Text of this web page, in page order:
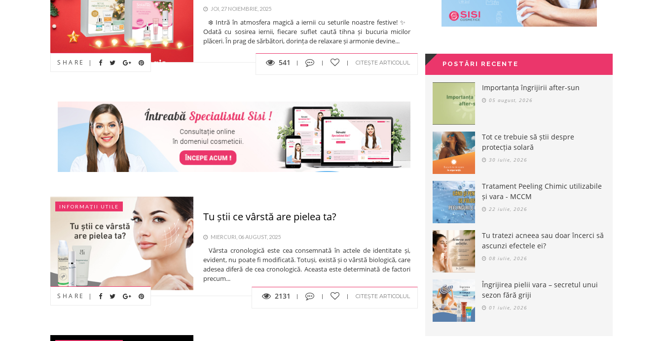
JOI, 27 NOIEMBRIE, 2025
❄️ Intră în atmosfera magică a iernii cu seturile noastre festive! ✨
Odată cu sosirea iernii, fiecare suflet caută tihna și bucuria micilor
plăceri. În prag de sărbători, dorința de relaxare și armonie devine...
CITEȘTE ARTICOLUL
541
SHARE |
INFORMAȚII UTILE
Tu știi ce vârstă are pielea ta?
MIERCURI, 06 AUGUST, 2025
Vârsta cronologică este cea consemnată în actele de identitate și,
evident, nu poate fi modificată. Totuși, există și o vârstă biologică, care
adesea diferă de cea cronologică. Aceasta este determinată de factori
precum...
CITEȘTE ARTICOLUL
2131
SHARE |
POSTĂRI RECENTE
Importanța îngrijirii after-sun
05 august, 2026
Tot ce trebuie să știi despre
protecția solară
30 iulie, 2026
Tratament Peeling Chimic utilizabile
și vara - MCCM
22 iulie, 2026
Tu tratezi acneea sau doar încerci să
ascunzi efectele ei?
08 iulie, 2026
Îngrijirea pielii vara – secretul unui
sezon fără griji
01 iulie, 2026